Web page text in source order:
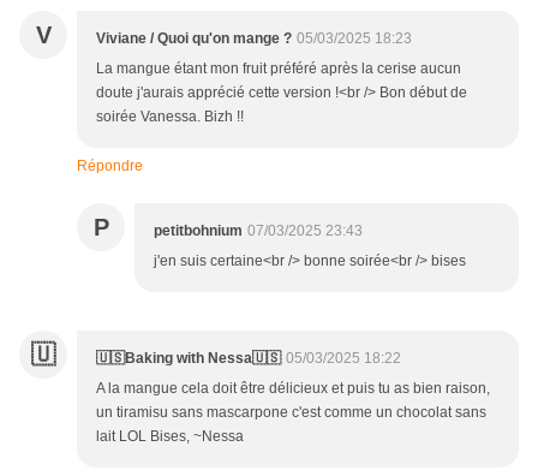
V Viviane / Quoi qu'on mange ? 05/03/2025 18:23
La mangue étant mon fruit préféré après la cerise aucun
doute j'aurais apprécié cette version !<br /> Bon début de
soirée Vanessa. Bizh !!
Répondre
P petitbohnium 07/03/2025 23:43
j'en suis certaine<br /> bonne soirée<br /> bises
🇺 🇺🇸Baking with Nessa🇺🇸 05/03/2025 18:22
A la mangue cela doit être délicieux et puis tu as bien raison,
un tiramisu sans mascarpone c'est comme un chocolat sans
lait LOL Bises, ~Nessa